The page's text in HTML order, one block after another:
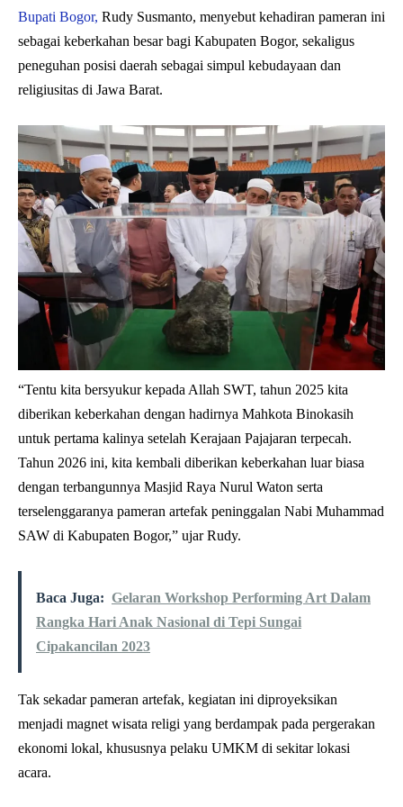
Bupati Bogor, Rudy Susmanto, menyebut kehadiran pameran ini
sebagai keberkahan besar bagi Kabupaten Bogor, sekaligus
peneguhan posisi daerah sebagai simpul kebudayaan dan
religiusitas di Jawa Barat.
“Tentu kita bersyukur kepada Allah SWT, tahun 2025 kita
diberikan keberkahan dengan hadirnya Mahkota Binokasih
untuk pertama kalinya setelah Kerajaan Pajajaran terpecah.
Tahun 2026 ini, kita kembali diberikan keberkahan luar biasa
dengan terbangunnya Masjid Raya Nurul Waton serta
terselenggaranya pameran artefak peninggalan Nabi Muhammad
SAW di Kabupaten Bogor,” ujar Rudy.
Baca Juga: Gelaran Workshop Performing Art Dalam
Rangka Hari Anak Nasional di Tepi Sungai
Cipakancilan 2023
Tak sekadar pameran artefak, kegiatan ini diproyeksikan
menjadi magnet wisata religi yang berdampak pada pergerakan
ekonomi lokal, khususnya pelaku UMKM di sekitar lokasi
acara.